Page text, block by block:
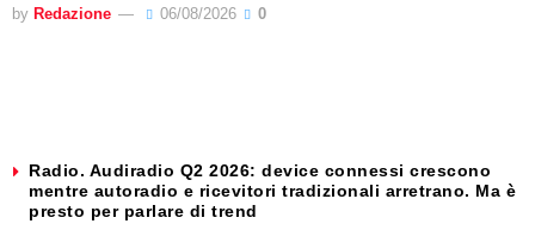
by Redazione 06/08/2026 0
Radio. Audiradio Q2 2026: device connessi crescono
mentre autoradio e ricevitori tradizionali arretrano. Ma è
presto per parlare di trend